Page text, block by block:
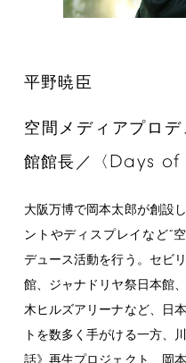
平野暁臣
空間メディアプロ
館館長／〈Days of
大阪万博で岡本太郎が創設
ントやディスプレイなど“
デュース活動を行う。セビ
館、ジャナドリヤ祭日本館
木ヒルズアリーナなど、日
トを数多く手がける一方、